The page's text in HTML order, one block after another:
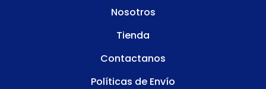
Nosotros
Tienda
Contactanos
Políticas de Envío